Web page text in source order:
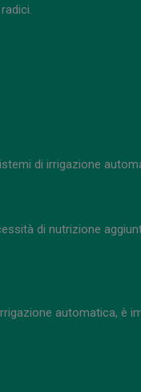
di irrigazione
di nutrizione
automatica, è